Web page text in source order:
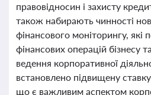
правовідносин і захисту
також набирають чинності
фінансового моніторингу, які
фінансових операцій
ведення корпоративної
встановлено підвищену
що є важливим аспектом